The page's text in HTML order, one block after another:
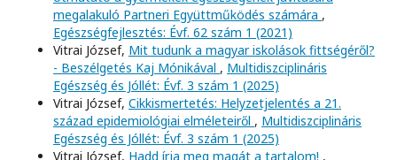
megalakuló Partneri Együttműködés számára ,
Egészségfejlesztés: Évf. 62 szám 1 (2021)
Vitrai József, Mit tudunk a magyar iskolások fittségéről?
- Beszélgetés Kaj Mónikával , Multidiszciplináris
Egészség és Jóllét: Évf. 3 szám 1 (2025)
Vitrai József, Cikkismertetés: Helyzetjelentés a 21.
század epidemiológiai elméleteiről , Multidiszciplináris
Egészség és Jóllét: Évf. 3 szám 1 (2025)
Vitrai József, Hadd írja meg magát a tartalom! ,